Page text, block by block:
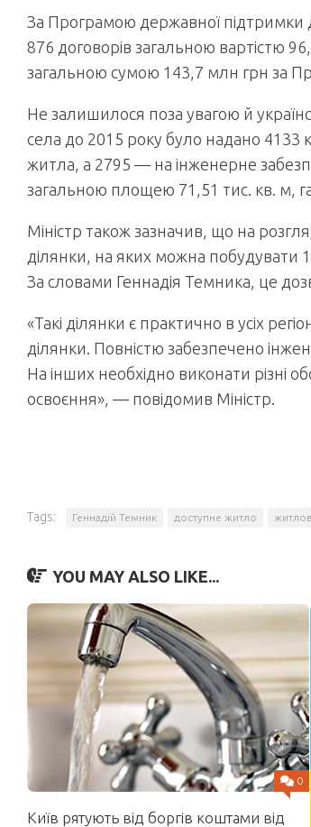
За Програмою державної підтримки
876 договорів загальною вартістю
загальною сумою 143,7 млн грн за
Не залишилося поза увагою й
села до 2015 року було надано 4133
житла, а 2795 — на інженерне
загальною площею 71,51 тис. кв. м,
Міністр також зазначив, що на
ділянки, на яких можна
За словами Геннадія Темника, це
«Такі ділянки є практично в усіх
ділянки. Повністю забезпечено
На інших необхідно виконати різні
освоєння», — повідомив Міністр.
Tags: Геннадій Темник доступне житло
YOU MAY ALSO LIKE...
0
Київ рятують від боргів коштами від